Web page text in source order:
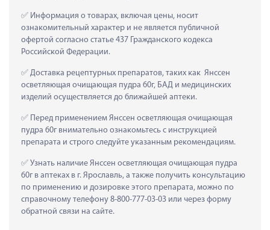
Информация о товарах, включая цены, носит
ознакомительный характер и не является публичной
офертой согласно статье 437 Гражданского кодекса
Российской Федерации.
Доставка рецептурных препаратов, таких как  Янссен
осветляющая очищающая пудра 60г, БАД и медицинских
изделий осуществляется до ближайшей аптеки.
Перед применением Янссен осветляющая очищающая
пудра 60г внимательно ознакомьтесь с инструкцией
препарата и строго следуйте указанным рекомендациям.
Узнать наличие Янссен осветляющая очищающая пудра
60г в аптеках в г. Ярославль, а также получить консультацию
по применению и дозировке этого препарата, можно по
справочному телефону 8-800-777-03-03 или через форму
обратной связи на сайте.